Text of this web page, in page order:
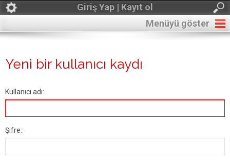
Giriş Yap | Kayıt ol
Menüyü göster
Yeni bir kullanıcı kaydı
Kullanıcı adı:
Şifre: